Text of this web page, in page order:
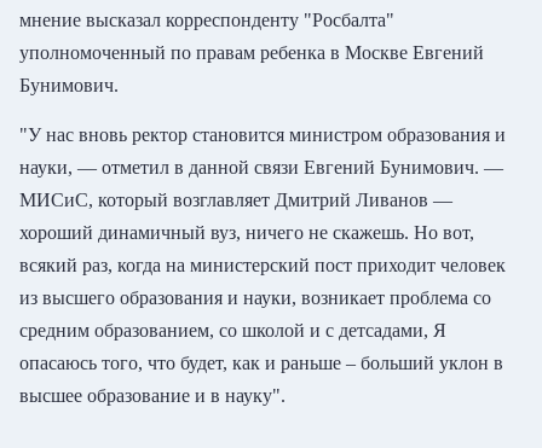
мнение высказал корреспонденту "Росбалта"
уполномоченный по правам ребенка в Москве Евгений
Бунимович.
"У нас вновь ректор становится министром образования и
науки, — отметил в данной связи Евгений Бунимович. —
МИСиС, который возглавляет Дмитрий Ливанов —
хороший динамичный вуз, ничего не скажешь. Но вот,
всякий раз, когда на министерский пост приходит человек
из высшего образования и науки, возникает проблема со
средним образованием, со школой и с детсадами, Я
опасаюсь того, что будет, как и раньше – больший уклон в
высшее образование и в науку".